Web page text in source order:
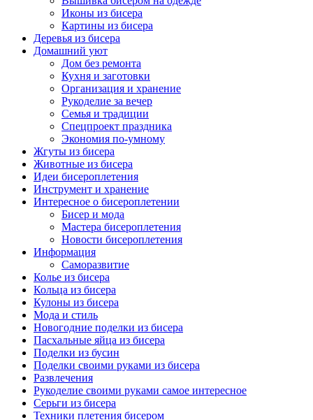
Иконы из бисера
Картины из бисера
Деревья из бисера
Домашний уют
Дом без ремонта
Кухня и заготовки
Организация и хранение
Рукоделие за вечер
Семья и традиции
Спецпроект праздника
Экономия по-умному
Жгуты из бисера
Животные из бисера
Идеи бисероплетения
Инструмент и хранение
Интересное о бисероплетении
Бисер и мода
Мастера бисероплетения
Новости бисероплетения
Информация
Саморазвитие
Колье из бисера
Кольца из бисера
Кулоны из бисера
Мода и стиль
Новогодние поделки из бисера
Пасхальные яйца из бисера
Поделки из бусин
Поделки своими руками из бисера
Развлечения
Рукоделие своими руками самое интересное
Серьги из бисера
Техники плетения бисером